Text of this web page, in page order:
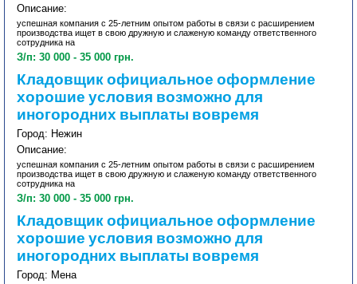
Описание:
успешная компания с 25-летним опытом работы в связи с расширением
производства ищет в свою дружную и слаженую команду ответственного
сотрудника на
З/п: 30 000 - 35 000 грн.
Кладовщик официальное оформление
хорошие условия возможно для
иногородних выплаты вовремя
Город: Нежин
Описание:
успешная компания с 25-летним опытом работы в связи с расширением
производства ищет в свою дружную и слаженую команду ответственного
сотрудника на
З/п: 30 000 - 35 000 грн.
Кладовщик официальное оформление
хорошие условия возможно для
иногородних выплаты вовремя
Город: Мена